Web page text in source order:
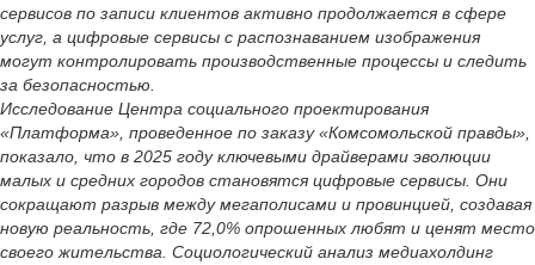
сервисов по записи клиентов активно продолжается в сфере
услуг, а цифровые сервисы с распознаванием изображения
могут контролировать производственные процессы и следить
за безопасностью.
Исследование Центра социального проектирования
«Платформа», проведенное по заказу «Комсомольской правды»,
показало, что в 2025 году ключевыми драйверами эволюции
малых и средних городов становятся цифровые сервисы. Они
сокращают разрыв между мегаполисами и провинцией, создавая
новую реальность, где 72,0% опрошенных любят и ценят место
своего жительства. Социологический анализ медиахолдинг